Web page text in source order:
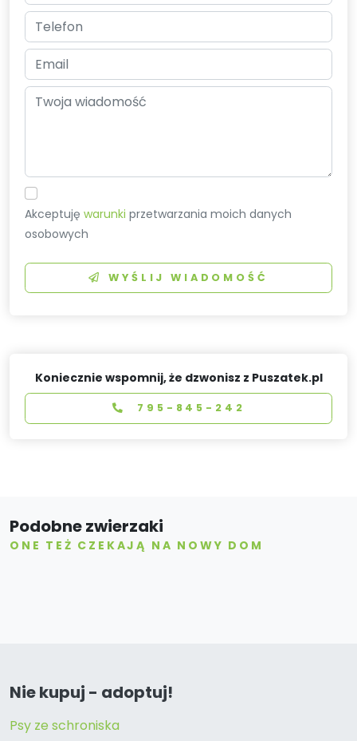
Akceptujęwarunki przetwarzania moich danych
osobowych
WYŚLIJ WIADOMOŚĆ
Koniecznie wspomnij, że dzwonisz z Puszatek.pl
795-845-242
Podobne zwierzaki
ONE TEŻ CZEKAJĄ NA NOWY DOM
Nie kupuj - adoptuj!
Psy ze schroniska